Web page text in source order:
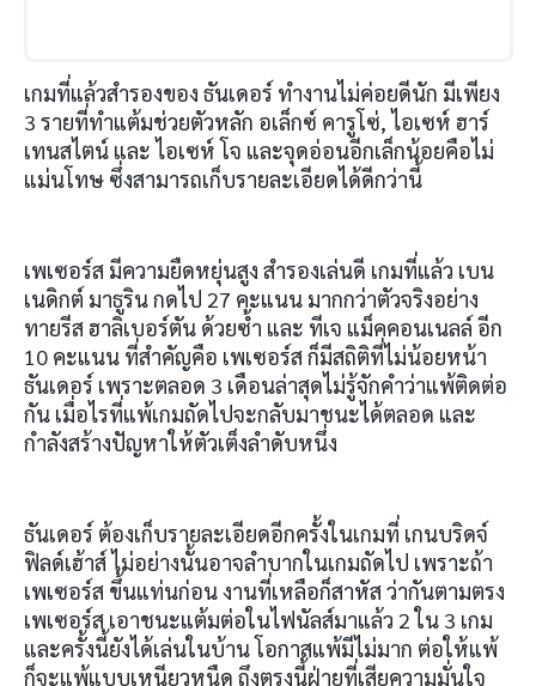
เกมที่แล้วสำรองของ ธันเดอร์ ทำงานไม่ค่อยดีนัก มีเพียง
3 รายที่ทำแต้มช่วยตัวหลัก อเล็กซ์ คารูโซ่, ไอเซห์ ฮาร์
เทนสไตน์ และ ไอเซห์ โจ และจุดอ่อนอีกเล็กน้อยคือไม่
แม่นโทษ ซึ่งสามารถเก็บรายละเอียดได้ดีกว่านี้
เพเซอร์ส มีความยืดหยุ่นสูง สำรองเล่นดี เกมที่แล้ว เบน
เนดิกต์ มาธูริน กดไป 27 คะแนน มากกว่าตัวจริงอย่าง
ทายรีส ฮาลิเบอร์ตัน ด้วยซ้ำ และ ทีเจ แม็คคอนเนลล์ อีก
10 คะแนน ที่สำคัญคือ เพเซอร์ส ก็มีสถิติที่ไม่น้อยหน้า
ธันเดอร์ เพราะตลอด 3 เดือนล่าสุดไม่รู้จักคำว่าแพ้ติดต่อ
กัน เมื่อไรที่แพ้เกมถัดไปจะกลับมาชนะได้ตลอด และ
กำลังสร้างปัญหาให้ตัวเต็งลำดับหนึ่ง
ธันเดอร์ ต้องเก็บรายละเอียดอีกครั้งในเกมที่ เกนบริดจ์
ฟิลด์เฮ้าส์ ไม่อย่างนั้นอาจลำบากในเกมถัดไป เพราะถ้า
เพเซอร์ส ขึ้นแท่นก่อน งานที่เหลือก็สาหัส ว่ากันตามตรง
เพเซอร์ส เอาชนะแต้มต่อในไฟนัลส์มาแล้ว 2 ใน 3 เกม
และครั้งนี้ยังได้เล่นในบ้าน โอกาสแพ้มีไม่มาก ต่อให้แพ้
ก็จะแพ้แบบเหนียวหนืด ถึงตรงนี้ฝ่ายที่เสียความมั่นใจ